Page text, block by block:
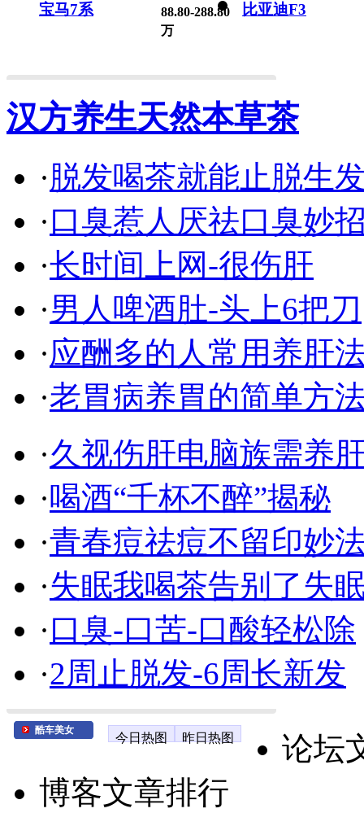
宝马7系
88.80-288.80
万
比亚迪F3
汉方养生天然本草茶
·脱发喝茶就能止脱生
·口臭惹人厌祛口臭妙
·长时间上网-很伤肝
·男人啤酒肚-头上6把刀
·应酬多的人常用养肝
·老胃病养胃的简单方
·久视伤肝电脑族需养
·喝酒“千杯不醉”揭秘
·青春痘祛痘不留印妙
·失眠我喝茶告别了失
·口臭-口苦-口酸轻松除
·2周止脱发-6周长新发
酷车美女
今日热图 昨日热图
论坛
博客文章排行